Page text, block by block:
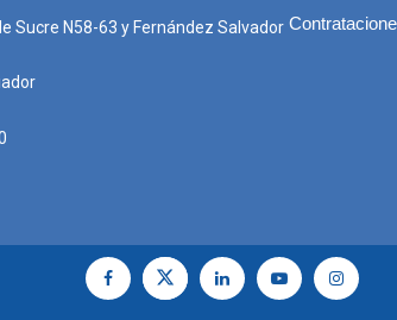
Sucre N58-63 y Fernández Salvador